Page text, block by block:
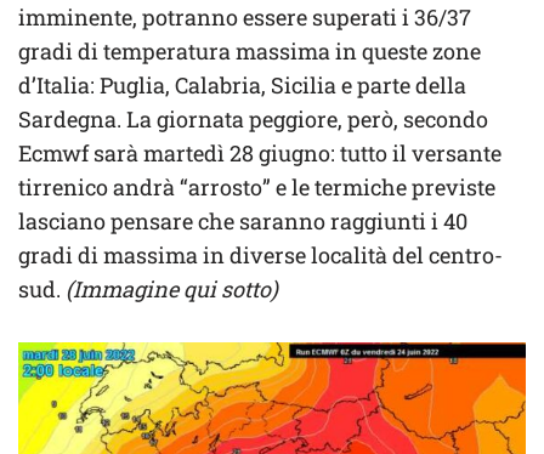
imminente, potranno essere superati i 36/37
gradi di temperatura massima in queste zone
d’Italia: Puglia, Calabria, Sicilia e parte della
Sardegna. La giornata peggiore, però, secondo
Ecmwf sarà martedì 28 giugno: tutto il versante
tirrenico andrà “arrosto” e le termiche previste
lasciano pensare che saranno raggiunti i 40
gradi di massima in diverse località del centro-
sud. (Immagine qui sotto)